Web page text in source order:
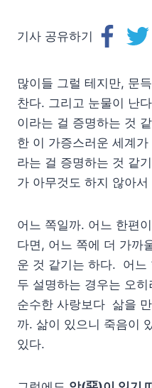
기사 공유하기
많이들 그럴 테지만, 문
찬다. 그리고 눈물이 난
이라는 걸 증명하는 것
한 이 가증스러운 세계
라는 걸 증명하는 것 같
가 아무것도 하지 않아
어느 쪽일까. 어느 한편
다면, 어느 쪽에 더 가까
운 것 같기는 하다. 어느
두 설명하는 경우는 오
순수한 사랑보다 삶을
까. 삶이 있으니 죽음이
있다.